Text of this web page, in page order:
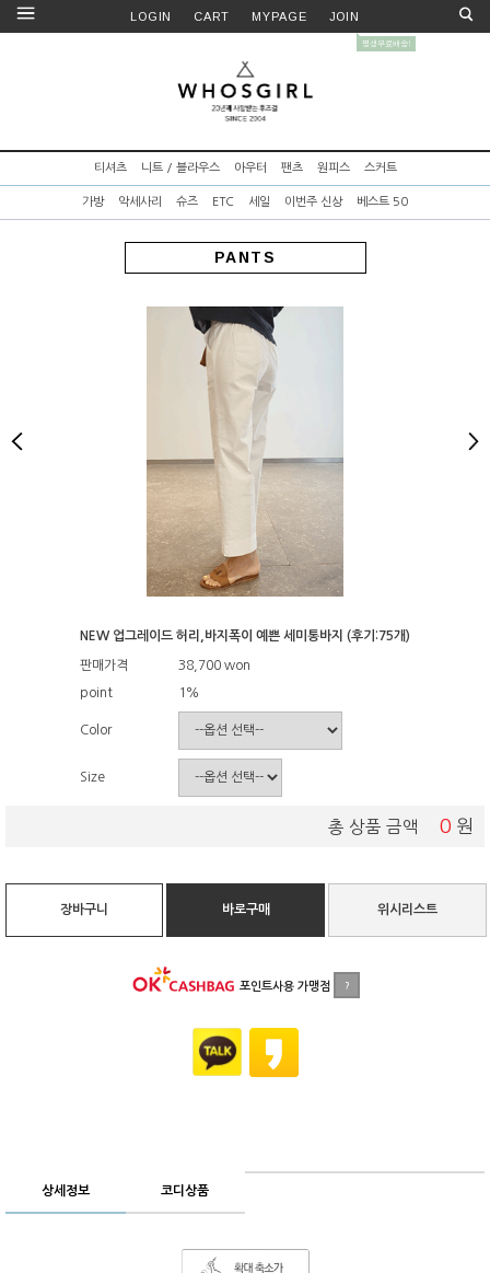
LOGIN CART MYPAGE JOIN
티셔츠 니트 / 블라우스 아우터 팬츠 원피스 스커트
가방 악세사리 슈즈 ETC 세일 이번주 신상 베스트 50
PANTS
NEW 업그레이드 허리,바지폭이 예쁜 세미통바지 (후기:75개)
판매가격 38,700won
point 1%
Color
Size
총 상품 금액 0 원
장바구니 바로구매 위시리스트
포인트사용 가맹점 ?
상세정보 코디상품